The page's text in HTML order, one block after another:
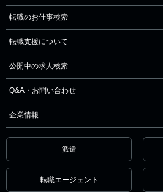
転職のお仕事検索
転職支援について
公開中の求人検索
Q&A・お問い合わせ
企業情報
派遣
転職エージェント